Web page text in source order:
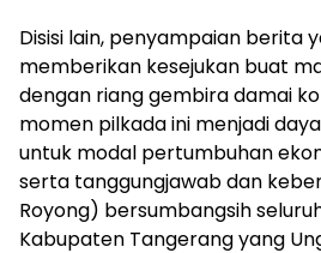
Disisi lain, penyampaian berita
memberikan kesejukan buat
dengan riang gembira damai
momen pilkada ini menjadi
untuk modal pertumbuhan
serta tanggungjawab dan
Royong) bersumbangsih
Kabupaten Tangerang yang